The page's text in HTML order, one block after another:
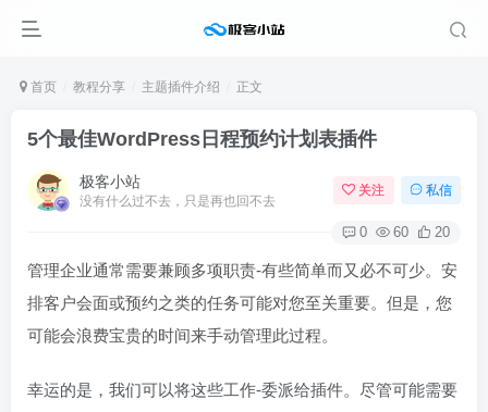
首页 教程分享 主题插件介绍 正文
5个最佳WordPress日程预约计划表插件
极客小站
没有什么过不去，只是再也回不去
关注 私信
0 60 20
管理企业通常需要兼顾多项职责-有些简单而又必不可少。安
排客户会面或预约之类的任务可能对您至关重要。但是，您
可能会浪费宝贵的时间来手动管理此过程。
幸运的是，我们可以将这些工作-委派给插件。尽管可能需要